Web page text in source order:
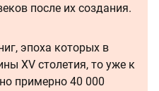
после их создания.
эпоха которых в
XV столетия, то уже к
примерно 40 000